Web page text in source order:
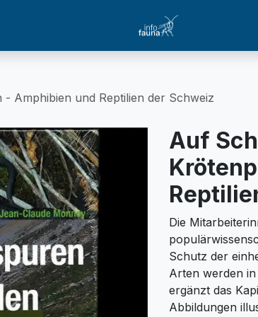
Amphibien und Reptilien der Schweiz
Auf
Die
Schutz der
Arten werden
ergänzt das
Abbildungen